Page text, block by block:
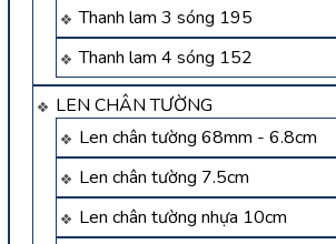
Thanh lam 3 sóng 195
Thanh lam 4 sóng 152
LEN CHÂN TƯỜNG
Len chân tường 68mm - 6.8cm
Len chân tường 7.5cm
Len chân tường nhựa 10cm